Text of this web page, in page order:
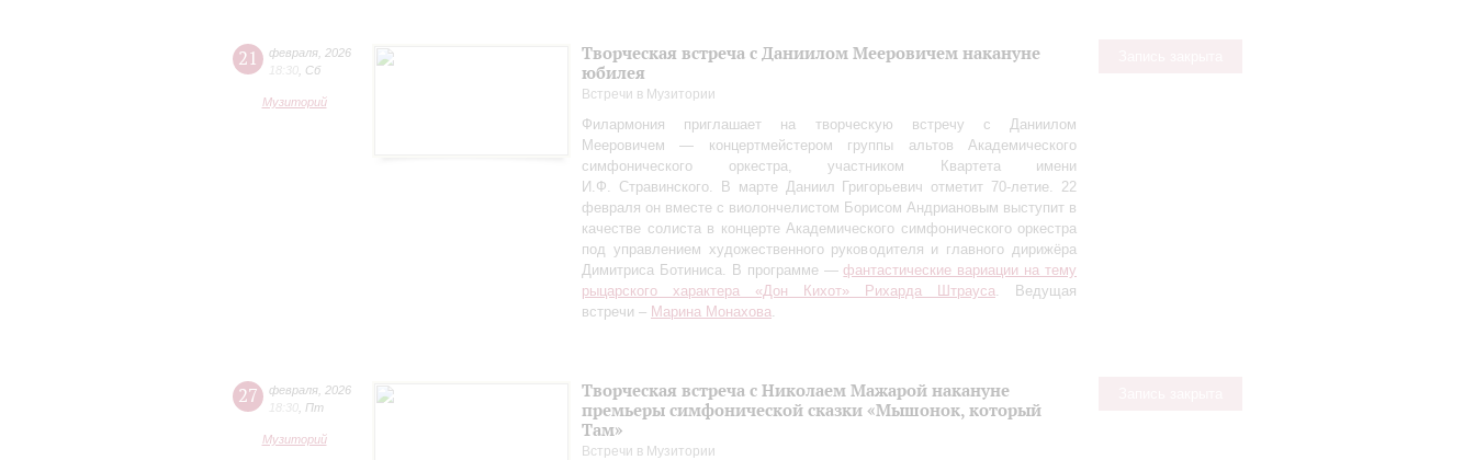
21 февраля 2026
18:30
Сб
Музиторий
Творческая встреча с Даниилом Мееровичем накануне
юбилея
Встречи в Музитории
Филармония приглашает на творческую встречу с Даниилом
Мееровичем — концертмейстером группы альтов Академического
симфонического оркестра, участником Квартета имени
И.Ф. Стравинского. В марте Даниил Григорьевич отметит 70‑летие. 22
февраля он вместе с виолончелистом Борисом Андриановым выступит в
качестве солиста в концерте Академического симфонического оркестра
под управлением художественного руководителя и главного дирижёра
Димитриса Ботиниса. В программе — фантастические вариации на тему
рыцарского характера «Дон Кихот» Рихарда Штрауса. Ведущая
встречи – Марина Монахова.
27 февраля 2026
18:30 Пт
Музиторий
Творческая встреча с Николаем Мажарой накануне
премьеры симфонической сказки «Мышонок, который
Там»
Встречи в Музитории